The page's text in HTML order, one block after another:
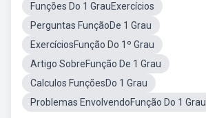
Funções Do 1 GrauExercícios
Perguntas FunçãoDe 1 Grau
ExercíciosFunção Do 1º Grau
Artigo SobreFunção De 1 Grau
Calculos FunçõesDo 1 Grau
Problemas EnvolvendoFunção Do 1 Grau